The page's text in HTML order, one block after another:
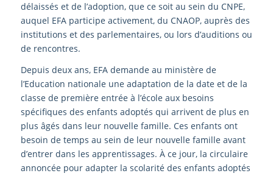
délaissés et de l’adoption, que ce soit au sein du CNPE,
auquel EFA participe activement, du CNAOP, auprès des
institutions et des parlementaires, ou lors d’auditions ou
de rencontres.
Depuis deux ans, EFA demande au ministère de
l’Education nationale une adaptation de la date et de la
classe de première entrée à l’école aux besoins
spécifiques des enfants adoptés qui arrivent de plus en
plus âgés dans leur nouvelle famille. Ces enfants ont
besoin de temps au sein de leur nouvelle famille avant
d’entrer dans les apprentissages. À ce jour, la circulaire
annoncée pour adapter la scolarité des enfants adoptés